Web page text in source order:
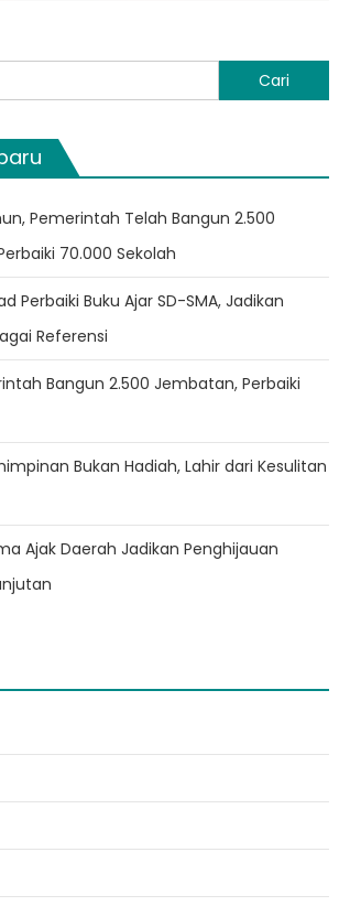
Pemerintah Telah Bangun 2.500
70.000 Sekolah
Perbaiki Buku Ajar SD-SMA, Jadikan
Referensi
Bangun 2.500 Jembatan, Perbaiki
Bukan Hadiah, Lahir dari Kesulitan
Ajak Daerah Jadikan Penghijauan